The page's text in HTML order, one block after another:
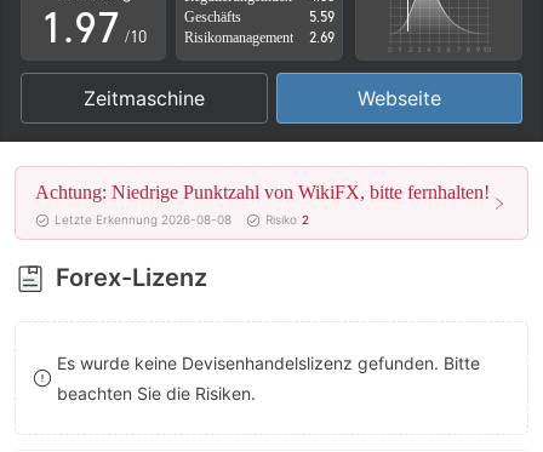
1
2
3
4
5
6
7
8
9
.97
8
9
/10
Geschäfts
5.59
Risikomanagement
2.69
Zeitmaschine Webseite
Achtung: Niedrige Punktzahl von WikiFX, bitte fernhalten!
Letzte Erkennung 2026-08-08 Risiko 2
Forex-Lizenz
Es wurde keine Devisenhandelslizenz gefunden. Bitte
beachten Sie die Risiken.